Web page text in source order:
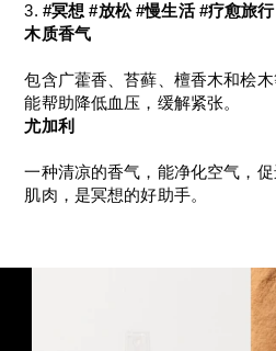
3. #冥想 #放松 #慢生活 #疗愈旅行
木质香气
包含广藿香、苔藓、檀香木和桧
能帮助降低血压，缓解紧张。
尤加利
一种清凉的香气，能净化空气，
肌肉，是冥想的好助手。